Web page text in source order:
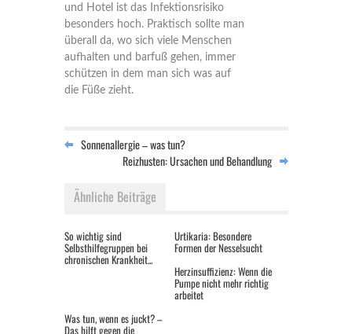
und Hotel ist das Infektionsrisiko
besonders hoch. Praktisch sollte man
überall da, wo sich viele Menschen
aufhalten und barfuß gehen, immer
schützen in dem man sich was auf
die Füße zieht.
Sonnenallergie – was tun?
Reizhusten: Ursachen und Behandlung
Ähnliche Beiträge
So wichtig sind
Selbsthilfegruppen bei
chronischen Krankheit...
Urtikaria: Besondere
Formen der Nesselsucht
Herzinsuffizienz: Wenn die
Pumpe nicht mehr richtig
arbeitet
Was tun, wenn es juckt? –
Das hilft gegen die